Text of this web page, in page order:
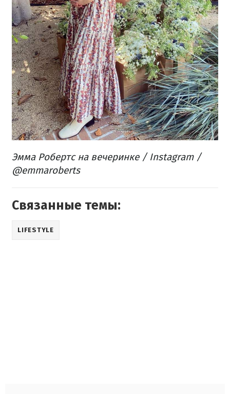
Эмма Робертс на вечеринке / Instagram /
@emmaroberts
Связанные темы:
LIFESTYLE